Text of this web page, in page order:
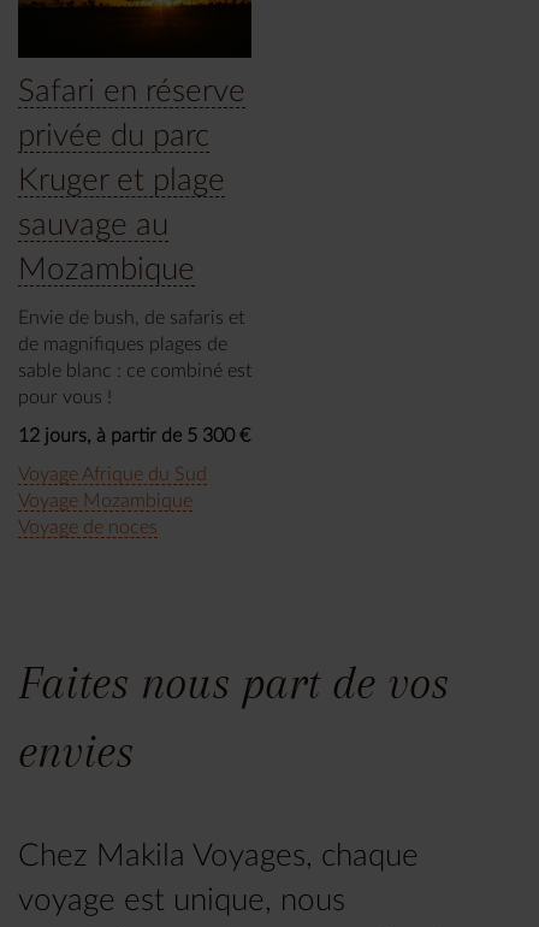
Safari en réserve
privée du parc
Kruger et plage
sauvage au
Mozambique
Envie de bush, de safaris et
de magnifiques plages de
sable blanc : ce combiné est
pour vous !
12 jours, à partir de 5 300 €
Voyage Afrique du Sud
Voyage Mozambique
Voyage de noces
Faites nous part de vos
envies
Chez Makila Voyages, chaque
voyage est unique, nous